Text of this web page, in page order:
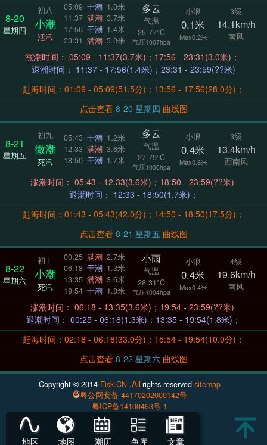
8-20
星期四
初八
小潮
活汛
05:09 干潮 1.0米
11:37 满潮 3.7米
17:56 干潮 1.4米
23:31 满潮 3.0米
多云
气温
25.77°C
气压1007hpa
小浪
0.1米
Max0.2米
3级
14.1km/h
南风
涨潮时间： 05:09 - 11:37(3.7米)；17:56 - 23:31(3.0米)；
退潮时间： 11:37 - 17:56(1.4米)；23:31 - 23:59(??米)
赶海时间：01:09 - 05:09(51.5分)；13:56 - 17:56(28.0分)；
点击查看
8-20 星期四 曲线图
8-21
星期五
初九
微潮
死汛
05:43 干潮 1.2米
12:33 满潮 3.6米
18:50 干潮 1.7米
多云
气温
27.79°C
气压1006hpa
小浪
0.4米
Max0.6米
3级
13.4km/h
西南风
涨潮时间： 05:43 - 12:33(3.6米)；18:50 - 23:59(??米)
退潮时间： 12:33 - 18:50(1.7米)；
赶海时间：01:43 - 05:43(42.0分)；14:50 - 18:50(17.5分)；
点击查看
8-21 星期五 曲线图
8-22
星期六
初十
小潮
死汛
00:25 满潮 2.7米
06:18 干潮 1.3米
13:35 满潮 3.6米
19:54 干潮 1.8米
小雨
气温
28.31°C
气压1004hpa
小浪
0.4米
Max0.4米
4级
19.6km/h
南风
涨潮时间： 06:18 - 13:35(3.6米)；19:54 - 23:59(??米)
退潮时间： 00:25 - 06:18(1.3米)；13:35 - 19:54(1.8米)；
赶海时间：02:18 - 06:18(33.0分)；15:54 - 19:54(10.0分)；
点击查看
8-22 星期六 曲线图
Copyright © 2014 Eisk.CN .Allrights reservedsitemap
粤公网安备 44170202000142号
粤ICP备14100453号-1
地区 地图 潮历 鱼库 文章